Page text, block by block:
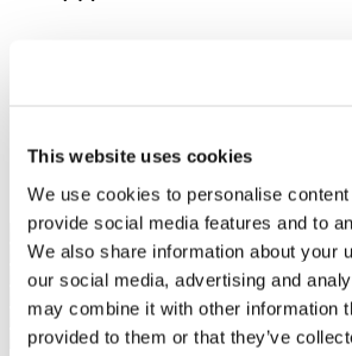
This website uses cookies
We use cookies to personalise
provide social media features and to
We also share information about your
our social media, advertising and
may combine it with other information
provided to them or that they’ve